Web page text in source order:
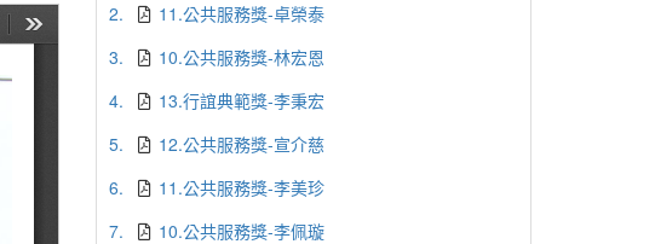
2.
11.公共服務獎-卓榮泰
3.
10.公共服務獎-林宏恩
4.
13.行誼典範獎-李秉宏
5.
12.公共服務獎-宣介慈
6.
11.公共服務獎-李美珍
7.
10.公共服務獎-李佩璇